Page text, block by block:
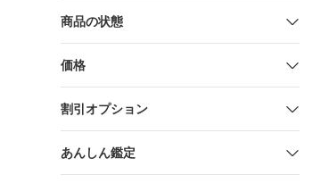
商品の状態
価格
割引オプション
あんしん鑑定